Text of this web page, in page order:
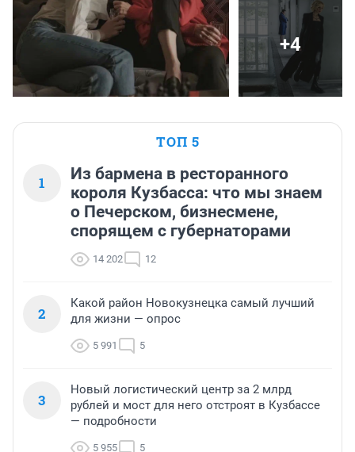
+4
ТОП 5
1
Из бармена в ресторанного
короля Кузбасса: что мы знаем
о Печерском, бизнесмене,
спорящем с губернаторами
14 202 12
2
Какой район Новокузнецка самый лучший
для жизни — опрос
5 991 5
3
Новый логистический центр за 2 млрд
рублей и мост для него отстроят в Кузбассе
— подробности
5 955 5